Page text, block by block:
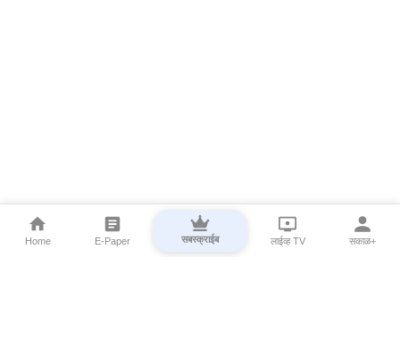
Home E-Paper सबस्क्राईब लाईव्ह TV सकाळ+